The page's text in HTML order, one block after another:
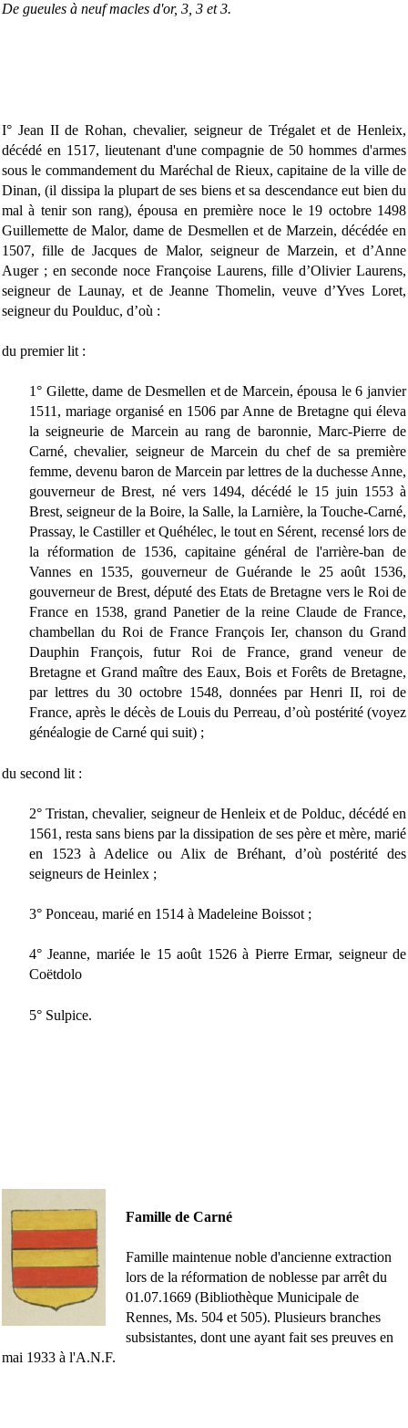
De gueules à neuf macles d'or, 3, 3 et 3.
I° Jean II de Rohan, chevalier, seigneur de Trégalet et de Henleix,
décédé en 1517, lieutenant d'une compagnie de 50 hommes d'armes
sous le commandement du Maréchal de Rieux, capitaine de la ville de
Dinan, (il dissipa la plupart de ses biens et sa descendance eut bien du
mal à tenir son rang), épousa en première noce le 19 octobre 1498
Guillemette de Malor, dame de Desmellen et de Marzein, décédée en
1507, fille de Jacques de Malor, seigneur de Marzein, et d’Anne
Auger ; en seconde noce Françoise Laurens, fille d’Olivier Laurens,
seigneur de Launay, et de Jeanne Thomelin, veuve d’Yves Loret,
seigneur du Poulduc, d’où :
du premier lit :
1° Gilette, dame de Desmellen et de Marcein, épousa le 6 janvier
1511, mariage organisé en 1506 par Anne de Bretagne qui éleva
la seigneurie de Marcein au rang de baronnie, Marc-Pierre de
Carné, chevalier, seigneur de Marcein du chef de sa première
femme, devenu baron de Marcein par lettres de la duchesse Anne,
gouverneur de Brest, né vers 1494, décédé le 15 juin 1553 à
Brest, seigneur de la Boire, la Salle, la Larnière, la Touche-Carné,
Prassay, le Castiller et Quéhélec, le tout en Sérent, recensé lors de
la réformation de 1536, capitaine général de l'arrière-ban de
Vannes en 1535, gouverneur de Guérande le 25 août 1536,
gouverneur de Brest, député des Etats de Bretagne vers le Roi de
France en 1538, grand Panetier de la reine Claude de France,
chambellan du Roi de France François Ier, chanson du Grand
Dauphin François, futur Roi de France, grand veneur de
Bretagne et Grand maître des Eaux, Bois et Forêts de Bretagne,
par lettres du 30 octobre 1548, données par Henri II, roi de
France, après le décès de Louis du Perreau, d’où postérité (voyez
généalogie de Carné qui suit) ;
du second lit :
2° Tristan, chevalier, seigneur de Henleix et de Polduc, décédé en
1561, resta sans biens par la dissipation de ses père et mère, marié
en 1523 à Adelice ou Alix de Bréhant, d’où postérité des
seigneurs de Heinlex ;
3° Ponceau, marié en 1514 à Madeleine Boissot ;
4° Jeanne, mariée le 15 août 1526 à Pierre Ermar, seigneur de
Coëtdolo
5° Sulpice.
Famille de Carné
Famille maintenue noble d'ancienne extraction
lors de la réformation de noblesse par arrêt du
01.07.1669 (Bibliothèque Municipale de
Rennes, Ms. 504 et 505). Plusieurs branches
subsistantes, dont une ayant fait ses preuves en
mai 1933 à l'A.N.F.